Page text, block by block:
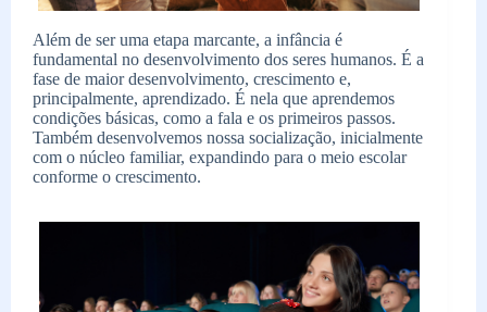
Além de ser uma etapa marcante, a infância é
fundamental no desenvolvimento dos seres humanos. É a
fase de maior desenvolvimento, crescimento e,
principalmente, aprendizado. É nela que aprendemos
condições básicas, como a fala e os primeiros passos.
Também desenvolvemos nossa socialização, inicialmente
com o núcleo familiar, expandindo para o meio escolar
conforme o crescimento.